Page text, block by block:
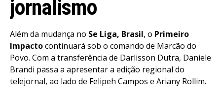
jornalismo
Além da mudança no Se Liga, Brasil, o Primeiro
Impactocontinuará sob o comando de Marcão do
Povo. Com a transferência de Darlisson Dutra, Daniele
Brandi passa a apresentar a edição regional do
telejornal, ao lado de Felipeh Campos e Ariany Rollim.